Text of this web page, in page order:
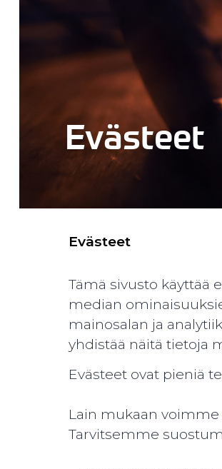
Evästeet
Evästeet
Tämä sivusto käyttää
median
mainosalan ja
yhdistää näitä tietoja
Evästeet ovat pieniä
Lain mukaan
Tarvitsemme